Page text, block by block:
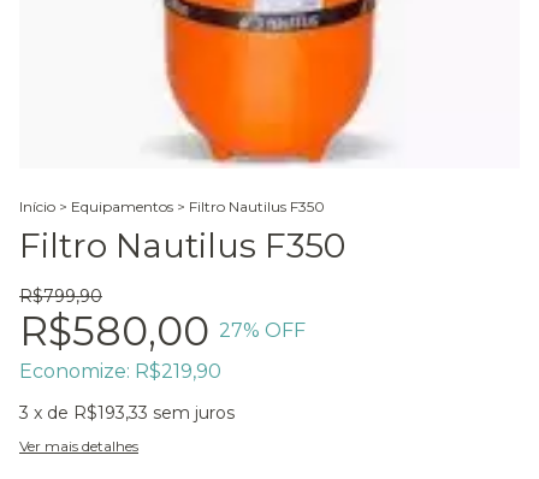
Início > Equipamentos > Filtro Nautilus F350
Filtro Nautilus F350
R$799,90
R$580,00 27% OFF
Economize: R$219,90
3 x de R$193,33 sem juros
Ver mais detalhes